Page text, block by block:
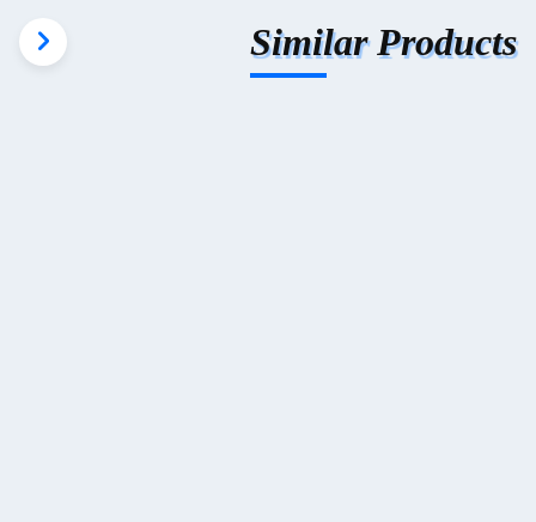
Similar Products